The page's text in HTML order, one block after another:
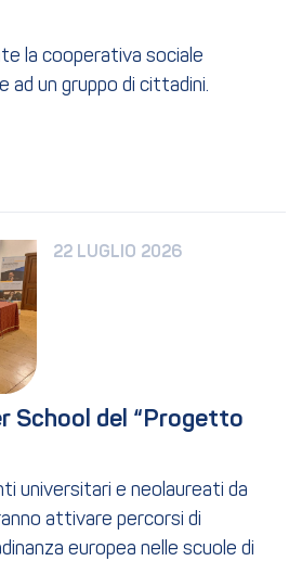
la cooperativa sociale
ad un gruppo di cittadini.
22 LUGLIO 2026
School del “Progetto
universitari e neolaureati da
attivare percorsi di
europea nelle scuole di